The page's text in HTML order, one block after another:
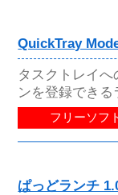
QuickTray
タスクトレイ
ンを登録できる
フリーソフ
ぱっどランチ